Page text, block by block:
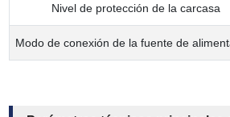
Nivel de protección de la carcasa
Modo de conexión de la fuente de